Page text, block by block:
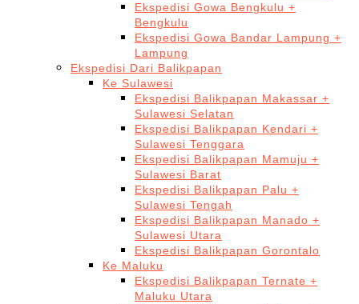
Ekspedisi Gowa Bengkulu +
Bengkulu
Ekspedisi Gowa Bandar Lampung +
Lampung
Ekspedisi Dari Balikpapan
Ke Sulawesi
Ekspedisi Balikpapan Makassar +
Sulawesi Selatan
Ekspedisi Balikpapan Kendari +
Sulawesi Tenggara
Ekspedisi Balikpapan Mamuju +
Sulawesi Barat
Ekspedisi Balikpapan Palu +
Sulawesi Tengah
Ekspedisi Balikpapan Manado +
Sulawesi Utara
Ekspedisi Balikpapan Gorontalo
Ke Maluku
Ekspedisi Balikpapan Ternate +
Maluku Utara